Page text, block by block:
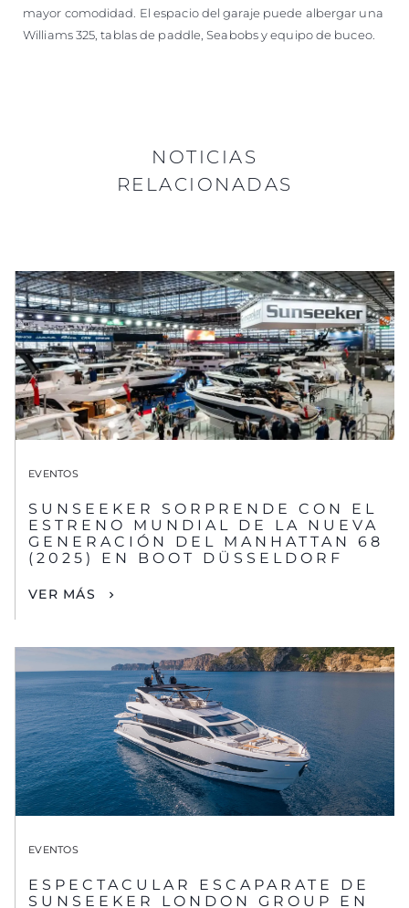
mayor comodidad. El espacio del garaje puede albergar una
Williams 325, tablas de paddle, Seabobs y equipo de buceo.
NOTICIAS
RELACIONADAS
EVENTOS
SUNSEEKER SORPRENDE CON EL
ESTRENO MUNDIAL DE LA NUEVA
GENERACIÓN DEL MANHATTAN 68
(2025) EN BOOT DÜSSELDORF
VER MÁS
EVENTOS
ESPECTACULAR ESCAPARATE DE
SUNSEEKER LONDON GROUP EN